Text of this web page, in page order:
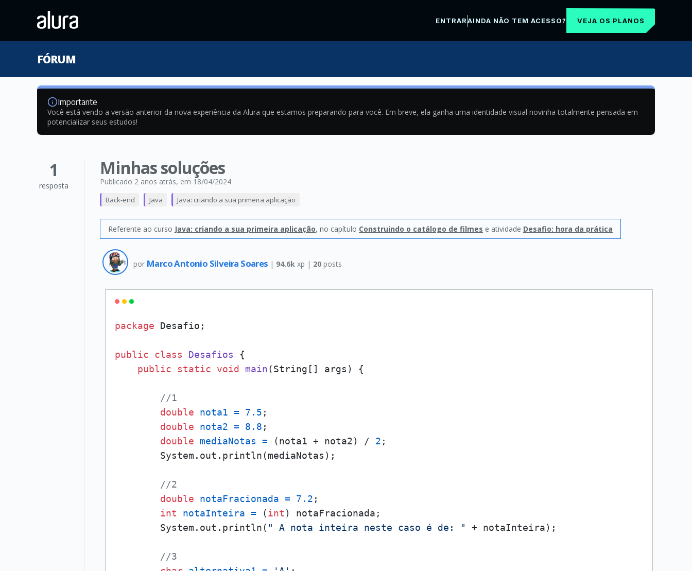
ENTRARAINDA NÃO TEM ACESSO? VEJA OS PLANOS
FÓRUM
Importante
Você está vendo a versão anterior da nova experiência da Alura que estamos preparando para você. Em breve, ela ganha uma identidade visual novinha totalmente pensada em
potencializar seus estudos!
1
resposta
Minhas soluções
Publicado 2 anos atrás, em 18/04/2024
Back-end Java Java: criando a sua primeira aplicação
Referente ao curso Java: criando a sua primeira aplicação, no capítulo Construindo o catálogo de filmes e atividade Desafio: hora da prática
por Marco Antonio Silveira Soares | 94.6k xp | 20 posts
package Desafio;
public class Desafios {
public
static void main(String[] args) {
//1
double
nota1 = 7.5 ;
double
nota2 = 8.8 ;
double
mediaNotas = (nota1 + nota2) / 2 ;
        System.out.println(mediaNotas);
//2
double
notaFracionada = 7.2 ;
int
notaInteira = (int ) notaFracionada;
        System.out.println(
" A nota inteira neste caso é de: " + notaInteira);
//3